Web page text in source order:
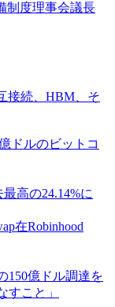
制度理事会議長
接続、HBM、そ
ドルのビットコ
高の24.14%に
在Robinhood
150億ドル調達を
こと」